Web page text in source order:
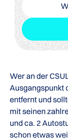
Wer an der
Ausgangspunkt
entfernt und
mit seinen
und ca. 2
schon etwas